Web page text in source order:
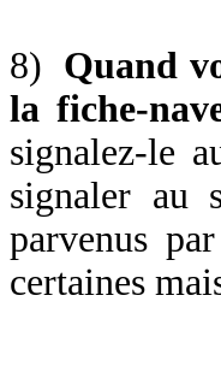
8) Quand
la fiche-
signalez-le
signaler au
parvenus
certaines